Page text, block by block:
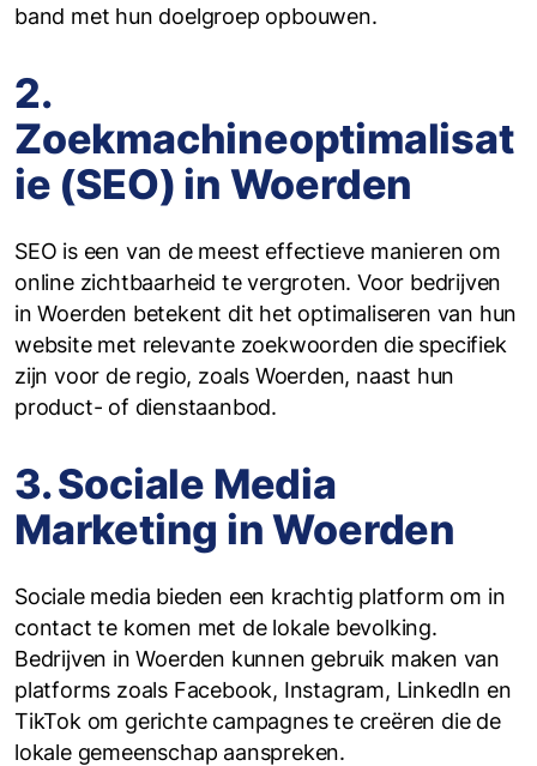
band met hun doelgroep opbouwen.
2.
Zoekmachineoptimalisat
ie (SEO) in Woerden
SEO is een van de meest effectieve manieren om
online zichtbaarheid te vergroten. Voor bedrijven
in Woerden betekent dit het optimaliseren van hun
website met relevante zoekwoorden die specifiek
zijn voor de regio, zoals Woerden, naast hun
product- of dienstaanbod.
3. Sociale Media
Marketing in Woerden
Sociale media bieden een krachtig platform om in
contact te komen met de lokale bevolking.
Bedrijven in Woerden kunnen gebruik maken van
platforms zoals Facebook, Instagram, LinkedIn en
TikTok om gerichte campagnes te creëren die de
lokale gemeenschap aanspreken.